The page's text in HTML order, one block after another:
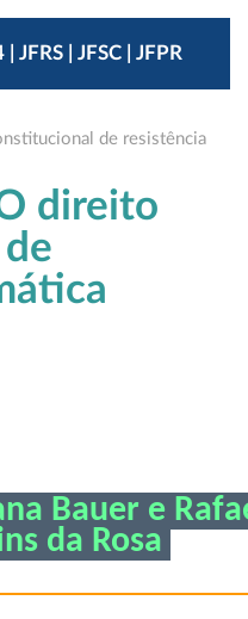
| JFRS | JFSC | JFPR
de resistência
direito
Bauer e
da Rosa